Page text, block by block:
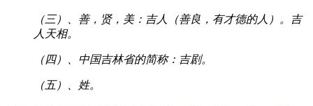
（三）、善，贤，美：吉人（善良，有才德的人）。吉
人天相。
（四）、中国吉林省的简称：吉剧。
（五）、姓。